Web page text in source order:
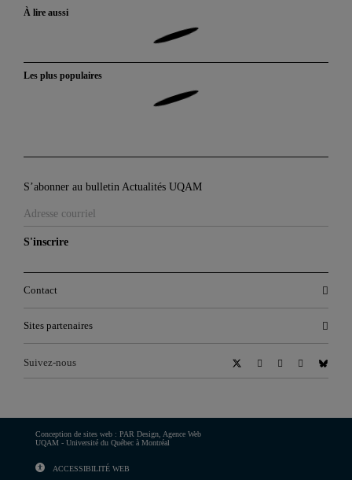
À lire aussi
Les plus populaires
S’abonner au bulletin Actualités UQAM
S'inscrire
Contact
Sites partenaires
Suivez-nous
UQAM - Université du Québec à Montréal
Conception de sites web : PAR Design, Agence Web
ACCESSIBILITÉ WEB